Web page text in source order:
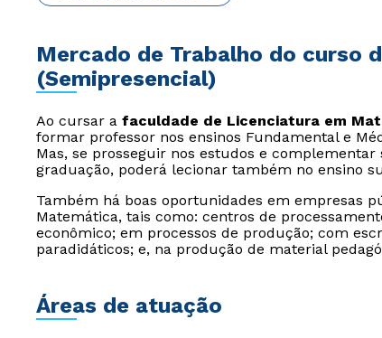
Mercado de Trabalho do curso
(Semipresencial)
Ao cursar a faculdade de Licenciatura em
formar professor nos ensinos Fundamental e
Mas, se prosseguir nos estudos e
graduação, poderá lecionar também no ensino
Também há boas oportunidades em empresas
Matemática, tais como: centros de
econômico; em processos de produção; com
paradidáticos; e, na produção de material
Áreas de atuação